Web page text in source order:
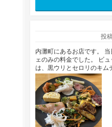
投
内灘町にあるお店です。
ェのみの料金でした。 ビ
は、黒ウリとセロリのキム